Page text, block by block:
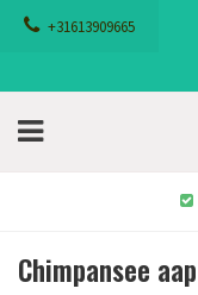
+31613909665
Chimpansee